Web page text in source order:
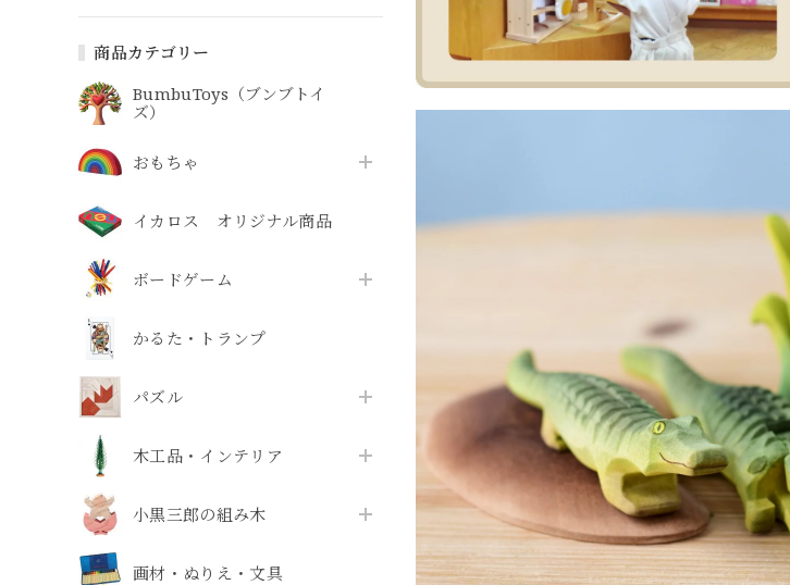
商品カテゴリー
BumbuToys（ブンブトイ
ズ）
おもちゃ
イカロス オリジナル商品
ボードゲーム
かるた・トランプ
パズル
木工品・インテリア
小黒三郎の組み木
画材・ぬりえ・文具